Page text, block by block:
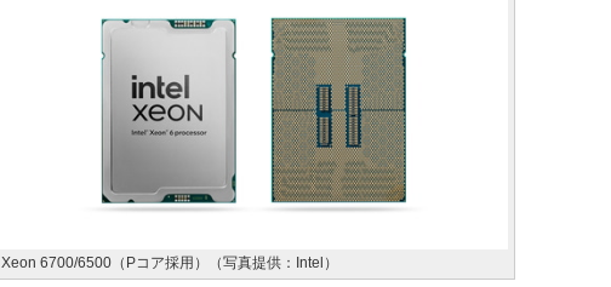
Xeon 6700/6500（Pコア採用）（写真提供：Intel）